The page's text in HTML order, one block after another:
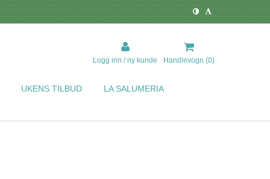
Logg inn / ny kunde Handlevogn (0)
UKENS TILBUD
LA SALUMERIA